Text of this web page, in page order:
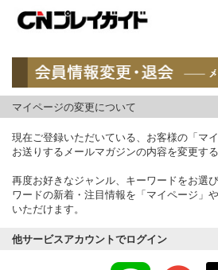
マイページの変更について
現在ご登録いただいている、お客様の「マ
お送りするメールマガジンの内容を変更する
再度お好きなジャンル、キーワードをお選
ワードの新着・注目情報を「マイページ」
いただけます。
他サービスアカウントでログイン